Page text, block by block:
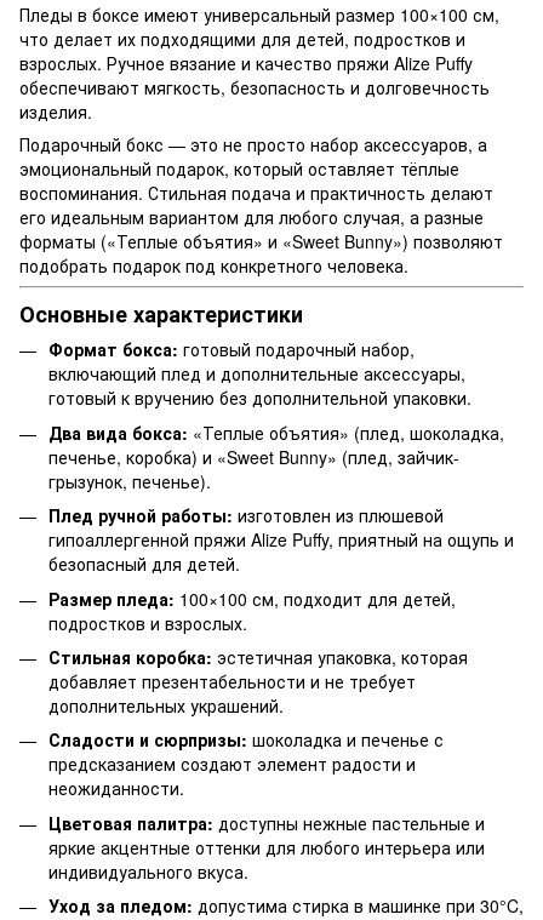
Пледы в боксе имеют универсальный размер 100×100 см,
что делает их подходящими для детей, подростков и
взрослых. Ручное вязание и качество пряжи Alize Puffy
обеспечивают мягкость, безопасность и долговечность
изделия.
Подарочный бокс — это не просто набор аксессуаров, а
эмоциональный подарок, который оставляет тёплые
воспоминания. Стильная подача и практичность делают
его идеальным вариантом для любого случая, а разные
форматы («Теплые объятия» и «Sweet Bunny») позволяют
подобрать подарок под конкретного человека.
Основные характеристики
Формат бокса: готовый подарочный набор,
включающий плед и дополнительные аксессуары,
готовый к вручению без дополнительной упаковки.
Два вида бокса: «Теплые объятия» (плед, шоколадка,
печенье, коробка) и «Sweet Bunny» (плед, зайчик-
грызунок, печенье).
Плед ручной работы: изготовлен из плюшевой
гипоаллергенной пряжи Alize Puffy, приятный на ощупь и
безопасный для детей.
Размер пледа: 100×100 см, подходит для детей,
подростков и взрослых.
Стильная коробка: эстетичная упаковка, которая
добавляет презентабельности и не требует
дополнительных украшений.
Сладости и сюрпризы: шоколадка и печенье с
предсказанием создают элемент радости и
неожиданности.
Цветовая палитра: доступны нежные пастельные и
яркие акцентные оттенки для любого интерьера или
индивидуального вкуса.
Уход за пледом: допустима стирка в машинке при 30°C,